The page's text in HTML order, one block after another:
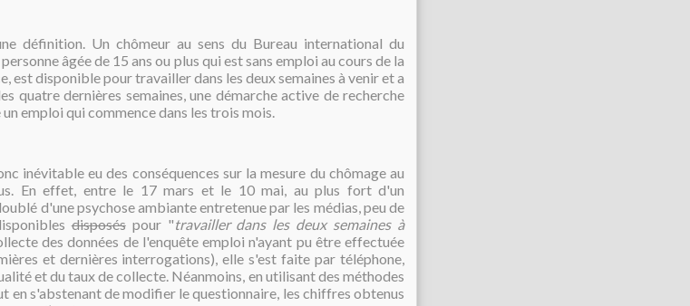
définition. Un chômeur au sens du Bureau international du
âgée de 15 ans ou plus qui est sans emploi au cours de la
est disponible pour travailler dans les deux semaines à venir et a
quatre dernières semaines, une démarche active de recherche
un emploi qui commence dans les trois mois.
inévitable eu des conséquences sur la mesure du chômage au
En effet, entre le 17 mars et le 10 mai, au plus fort d'un
d'une psychose ambiante entretenue par les médias, peu de
disposéspour "travailler dans les deux semaines à
des données de l'enquête emploi n'ayant pu être effectuée
et dernières interrogations), elle s'est faite par téléphone,
et du taux de collecte. Néanmoins, en utilisant des méthodes
en s'abstenant de modifier le questionnaire, les chiffres obtenus